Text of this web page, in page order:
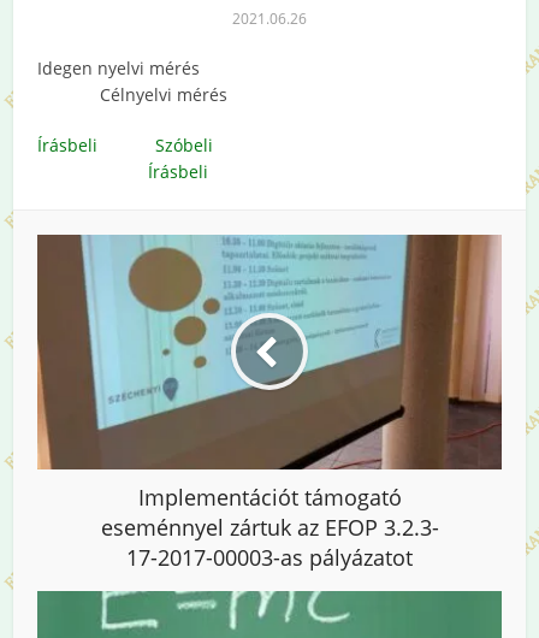
2021.06.26
Idegen nyelvi mérés
Célnyelvi mérés
Írásbeli
Szóbeli
Írásbeli
Implementációt támogató
eseménnyel zártuk az EFOP 3.2.3-
17-2017-00003-as pályázatot